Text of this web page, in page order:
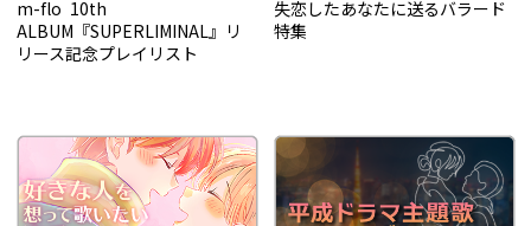
m-flo 10th
ALBUM『SUPERLIMINAL』リ
リース記念プレイリスト
失恋したあなたに送るバラード
特集